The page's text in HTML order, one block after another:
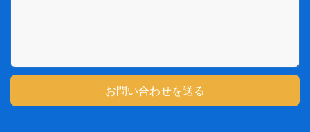
お問い合わせを送る